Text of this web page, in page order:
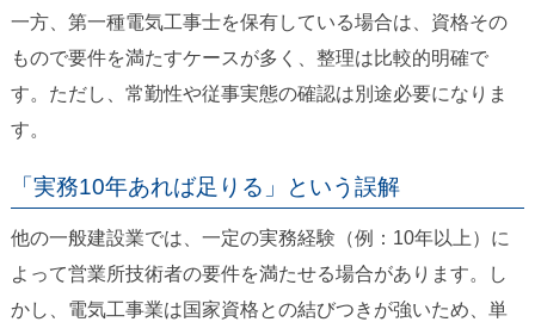
一方、第一種電気工事士を保有している場合は、資格その
もので要件を満たすケースが多く、整理は比較的明確で
す。ただし、常勤性や従事実態の確認は別途必要になりま
す。
「実務10年あれば足りる」という誤解
他の一般建設業では、一定の実務経験（例：10年以上）に
よって営業所技術者の要件を満たせる場合があります。し
かし、電気工事業は国家資格との結びつきが強いため、単